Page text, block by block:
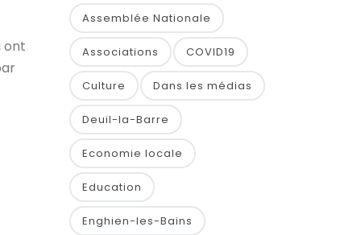
ont
Assemblée Nationale
Associations COVID19
Culture Dans les médias
Deuil-la-Barre
Economie locale
Education
Enghien-les-Bains